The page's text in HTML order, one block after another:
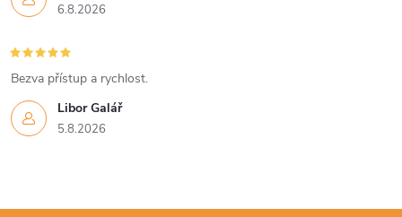
6.8.2026
Libor Galář
5.8.2026
Bezva přístup a rychlost.